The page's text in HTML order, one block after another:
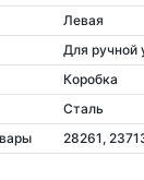
Левая
Для ручной
Коробка
Сталь
28261,